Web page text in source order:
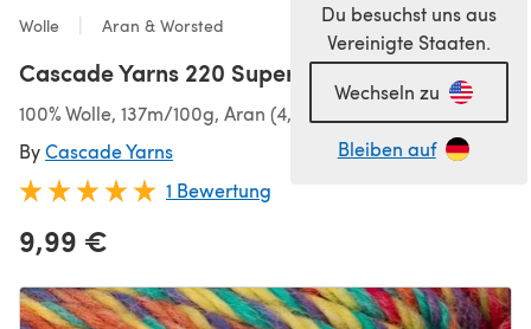
Du besuchst uns aus
Vereinigte Staaten.
Wechseln zu
Bleiben auf
Wolle Aran & Worsted
Cascade Yarns 220 Superwash Aran Wave
100% Wolle, 137m/100g, Aran (4,50-5,50 mm)
ByCascade Yarns
1 Bewertung
9,99 €